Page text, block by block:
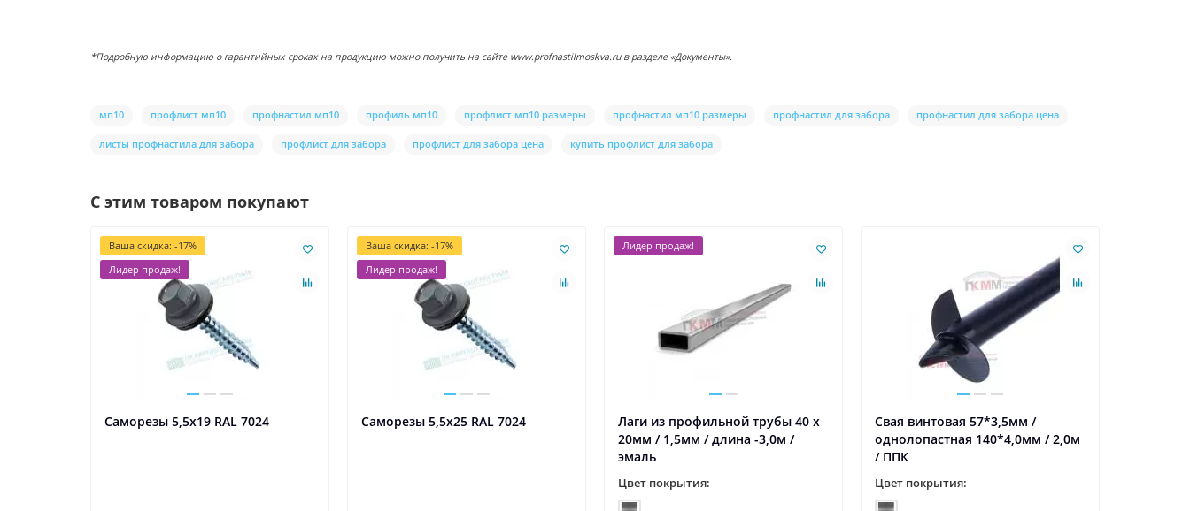
*Подробную информацию о гарантийных сроках на продукцию можно получить на сайте www.profnastilmoskva.ru в разделе «Документы».
мп10 профлист мп10 профнастил мп10 профиль мп10 профлист мп10 размеры профнастил мп10 размеры профнастил для забора профнастил для забора цена
листы профнастила для забора профлист для забора профлист для забора цена купить профлист для забора
С этим товаром покупают
Ваша скидка: -17%
Лидер продаж!
Саморезы 5,5х19 RAL 7024
Ваша скидка: -17%
Лидер продаж!
Саморезы 5,5х25 RAL 7024
Лидер продаж!
Лаги из профильной трубы 40 х
20мм / 1,5мм / длина -3,0м /
эмаль
Цвет покрытия:
Свая винтовая 57*3,5мм /
однолопастная 140*4,0мм / 2,0м
/ ППК
Цвет покрытия: